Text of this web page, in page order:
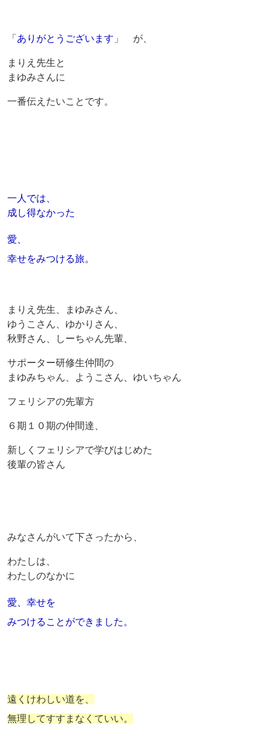
「 ありがとうございます 」 が、
まりえ先生と
まゆみさんに
一番伝えたいことです。
一人では、
成し得なかった
愛、
幸せをみつける旅。
まりえ先生、まゆみさん、
ゆうこさん、ゆかりさん、
秋野さん、しーちゃん先輩、
サポーター研修生仲間の
まゆみちゃん、ようこさん、ゆいちゃん
フェリシアの先輩方
６期１０期の仲間達、
新しくフェリシアで学びはじめた
後輩の皆さん
みなさんがいて下さったから、
わたしは、
わたしのなかに
愛、幸せを
みつけることができました。
遠くけわしい道を、
無理してすすまなくていい。